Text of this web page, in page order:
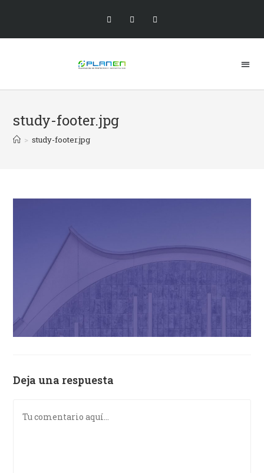
study-footer.jpg
> study-footer.jpg
Deja una respuesta